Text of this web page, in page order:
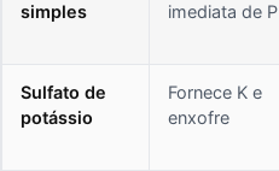
simples
imediata de P
Sulfato de
potássio
Fornece K e
enxofre